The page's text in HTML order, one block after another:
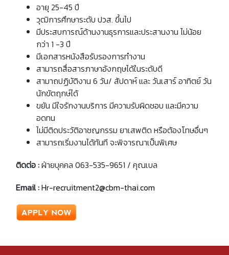
อายุ 25-45 ปี
วุฒิการศึกษาระดับ ปวส. ขึ้นไป
มีประสบการณ์ด้านงานธุรการและประสานงาน ไม่น้อย
กว่า 1 -3 ปี
มีเอกสารหนังสือรับรองการทำงาน
สามารถสื่อสารภาษาอังกฤษได้ในระดับดี
สามาถปฏิบัติงาน 6 วัน/ สัปดาห์ และ วันเสาร์ อาทิตย์ วัน
นักขัตฤกษ์ได้
ขยัน มีใจรักงานบริการ มีความรับผิดชอบ และมีความ
อดทน
ไม่มีติดประวัติอาชญกรรม ยาเสพติด หรือต้องโทษอื่นๆ
สามารถเริ่มงานได้ทันที จะพิจารณาเป็นพิเศษ
ติดต่อ :ฝ่ายบุคคล 063-535-9651 / คุณเบล
Email:Hr-recruitment2@cbm-thai.com